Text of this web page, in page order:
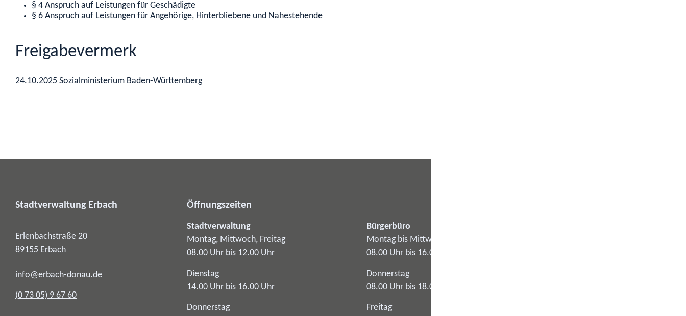
§ 4 Anspruch auf Leistungen für Geschädigte
§ 6 Anspruch auf Leistungen für Angehörige, Hinterbliebene und Nahestehende
Freigabevermerk
24.10.2025 Sozialministerium Baden-Württemberg
Stadtverwaltung Erbach
Erlenbachstraße 20
89155 Erbach
info@erbach-donau.de
(0 73 05) 9 67 60
Öffnungszeiten
Stadtverwaltung
Montag, Mittwoch, Freitag
08.00 Uhr bis 12.00 Uhr
Dienstag
14.00 Uhr bis 16.00 Uhr
Donnerstag
Bürgerbüro
Montag bis Mittwoch
08.00 Uhr bis 16.00 Uhr
Donnerstag
08.00 Uhr bis 18.00 Uhr
Freitag